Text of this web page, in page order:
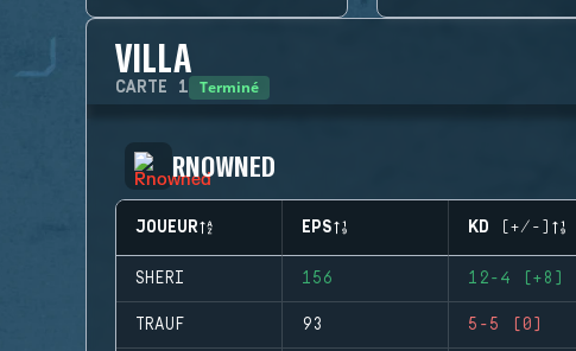
VILLA
CARTE 1 Terminé
RNOWNED
JOUEUR EPS KD (+/-)
SHERI 156 12-4 (+8)
TRAUF 93 5-5 (0)